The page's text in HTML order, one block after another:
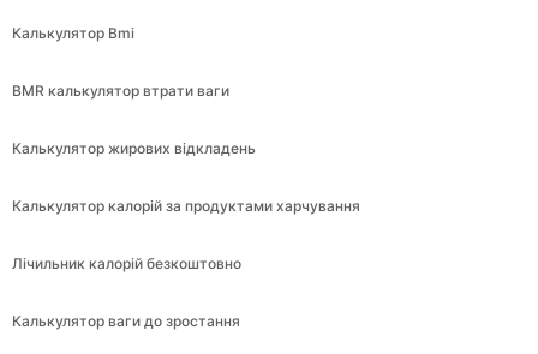
Калькулятор Bmi
BMR калькулятор втрати ваги
Калькулятор жирових відкладень
Калькулятор калорій за продуктами харчування
Лічильник калорій безкоштовно
Калькулятор ваги до зростання